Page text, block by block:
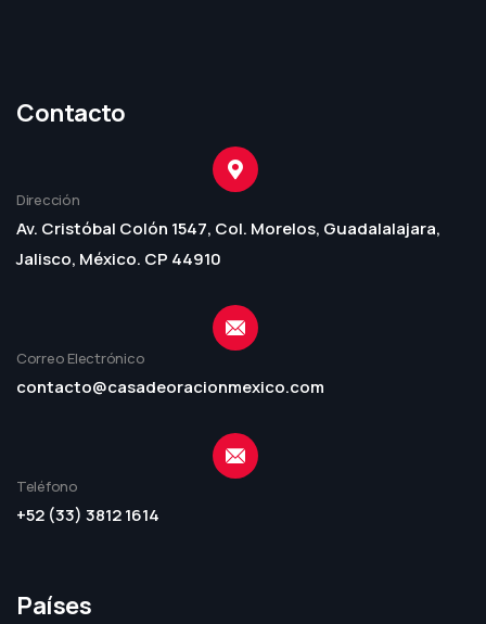
Contacto
Dirección
Av. Cristóbal Colón 1547, Col. Morelos, Guadalalajara,
Jalisco, México. CP 44910
Correo Electrónico
contacto@casadeoracionmexico.com
Teléfono
+52 (33) 3812 1614
Países